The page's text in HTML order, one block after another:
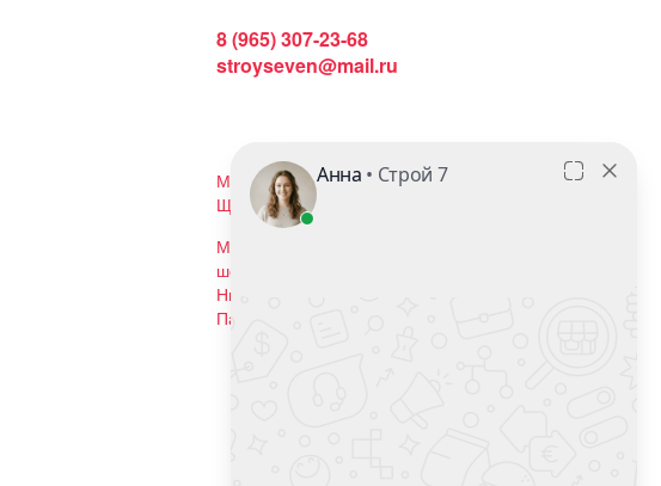
8 (965) 307-23-68
stroyseven@mail.ru
Наши магазины:
Московская область, г. Балашиха, ул.
Щелковское шоссе, 102с2
Московская область, г. Реутов, ул.
шоссе Автомагистраль Москва -
Нижний Новгород, владение 19.
Павильон Н2